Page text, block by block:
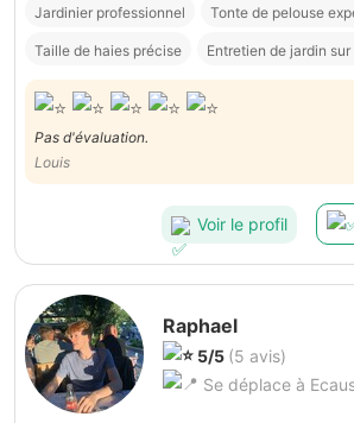
Jardinier professionnel Tonte de pelouse
Taille de haies précise Entretien de jardin sur
Pas d'évaluation.
Louis
Voir le profil
Raphael
5/5 (5 avis)
Se déplace à